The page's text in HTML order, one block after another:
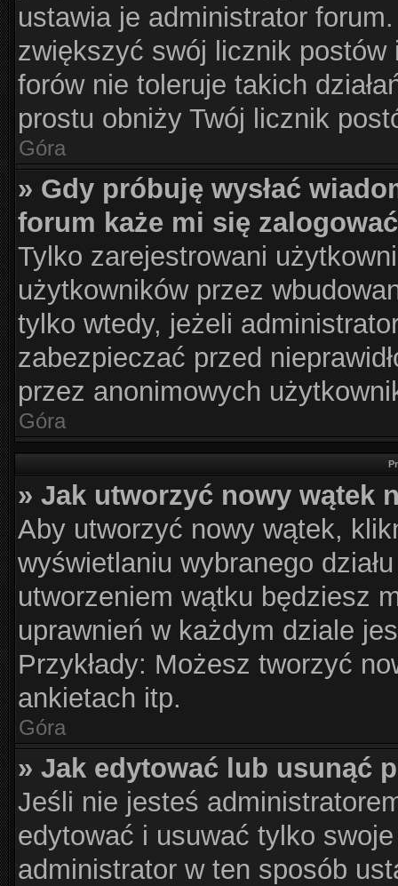
ustawia je administrator
zwiększyć swój licznik
forów nie toleruje takich
prostu obniży Twój licznik
Góra
» Gdy próbuję wysłać
forum każe mi się
Tylko zarejestrowani
użytkowników przez
tylko wtedy, jeżeli
zabezpieczać przed
przez anonimowych
Góra
» Jak utworzyć nowy wątek
Aby utworzyć nowy wątek,
wyświetlaniu wybranego
utworzeniem wątku będziesz
uprawnień w każdym dziale
Przykłady: Możesz tworzyć
ankietach itp.
Góra
» Jak edytować lub usunąć
Jeśli nie jesteś
edytować i usuwać tylko
administrator w ten sposób